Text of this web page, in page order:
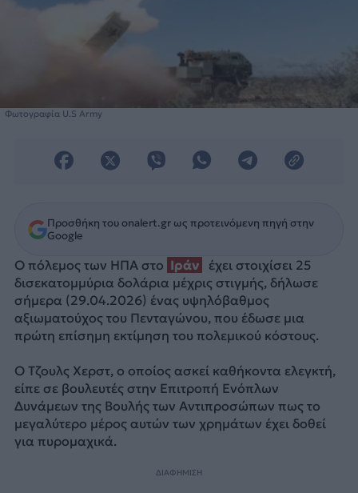
Φωτογραφία U.S Army
Προσθήκη του onalert.gr ως προτεινόμενη πηγή στην
Google
Ο πόλεμος των ΗΠΑ στο Ιράν
έχει στοιχίσει 25
δισεκατομμύρια δολάρια μέχρις στιγμής, δήλωσε
σήμερα (29.04.2026) ένας υψηλόβαθμος
αξιωματούχος του Πενταγώνου, που έδωσε μια
πρώτη επίσημη εκτίμηση του πολεμικού κόστους.
Ο Τζουλς Χερστ, ο οποίος ασκεί καθήκοντα ελεγκτή,
είπε σε βουλευτές στην Επιτροπή Ενόπλων
Δυνάμεων της Βουλής των Αντιπροσώπων πως το
μεγαλύτερο μέρος αυτών των χρημάτων έχει δοθεί
για πυρομαχικά.
ΔΙΑΦΗΜΙΣΗ